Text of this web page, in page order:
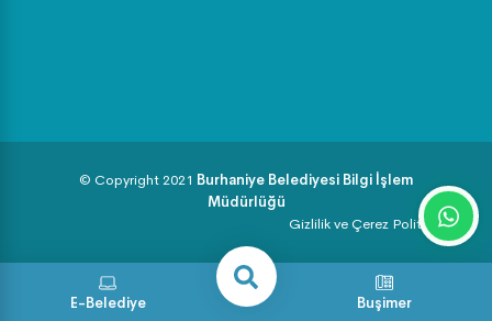
© Copyright 2021 Burhaniye Belediyesi Bilgi İşlem
Müdürlüğü
Gizlilik ve Çerez Politikası
E-Belediye Buşimer